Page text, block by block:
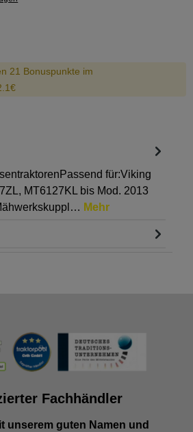
21 Bonuspunkte im
für:Viking
MT6127KL bis Mod. 2013
Mehr
Fachhändler
unserem guten Namen und